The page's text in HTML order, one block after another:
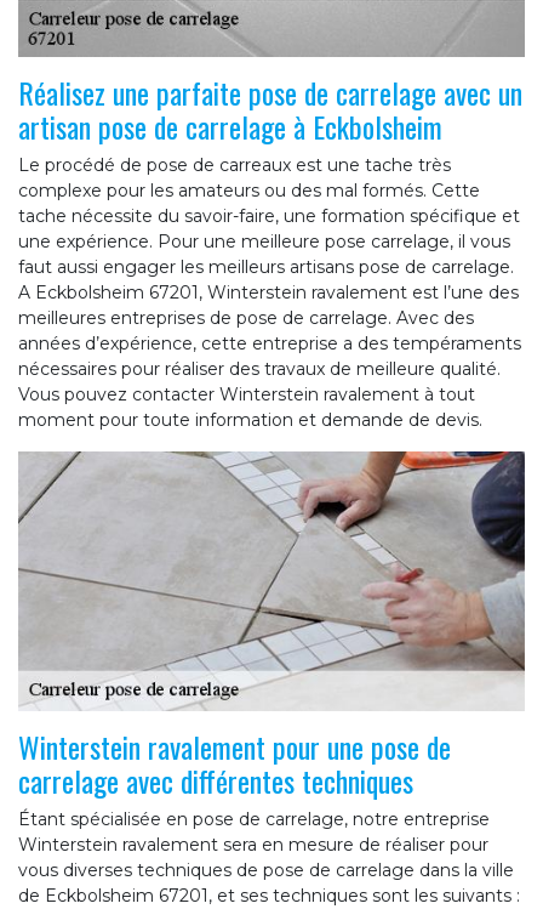
Réalisez une parfaite pose de carrelage avec un
artisan pose de carrelage à Eckbolsheim
Le procédé de pose de carreaux est une tache très
complexe pour les amateurs ou des mal formés. Cette
tache nécessite du savoir-faire, une formation spécifique et
une expérience. Pour une meilleure pose carrelage, il vous
faut aussi engager les meilleurs artisans pose de carrelage.
A Eckbolsheim 67201, Winterstein ravalement est l’une des
meilleures entreprises de pose de carrelage. Avec des
années d’expérience, cette entreprise a des tempéraments
nécessaires pour réaliser des travaux de meilleure qualité.
Vous pouvez contacter Winterstein ravalement à tout
moment pour toute information et demande de devis.
Winterstein ravalement pour une pose de
carrelage avec différentes techniques
Étant spécialisée en pose de carrelage, notre entreprise
Winterstein ravalement sera en mesure de réaliser pour
vous diverses techniques de pose de carrelage dans la ville
de Eckbolsheim 67201, et ses techniques sont les suivants :